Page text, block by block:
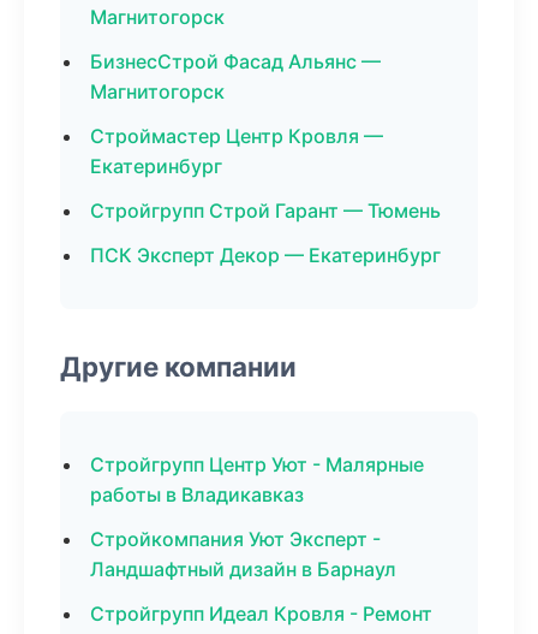
Магнитогорск
БизнесСтрой Фасад Альянс —
Магнитогорск
Строймастер Центр Кровля —
Екатеринбург
Стройгрупп Строй Гарант — Тюмень
ПСК Эксперт Декор — Екатеринбург
Другие компании
Стройгрупп Центр Уют - Малярные
работы в Владикавказ
Стройкомпания Уют Эксперт -
Ландшафтный дизайн в Барнаул
Стройгрупп Идеал Кровля - Ремонт